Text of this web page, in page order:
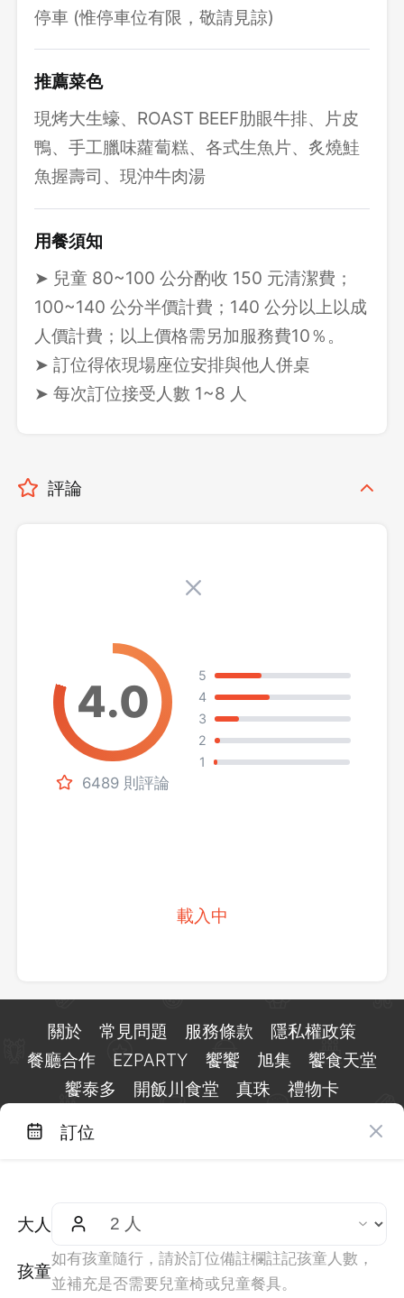
停車 (惟停車位有限，敬請見諒)
推薦菜色
現烤大生蠔、ROAST BEEF肋眼牛排、片皮
鴨、手工臘味蘿蔔糕、各式生魚片、炙燒鮭
魚握壽司、現沖牛肉湯
用餐須知
➤ 兒童 80~100 公分酌收 150 元清潔費；
100~140 公分半價計費；140 公分以上以成
人價計費；以上價格需另加服務費10％。
➤ 訂位得依現場座位安排與他人併桌
➤ 每次訂位接受人數 1~8 人
評論
6489 則評論
5
4
3
2
1
載入中
訂位
大人
孩童
如有孩童隨行，請於訂位備註欄註記孩童人數，
並補充是否需要兒童椅或兒童餐具。
關於 常見問題 服務條款
隱私權政策
餐廳合作
EZPARTY 饗饗 旭集
饗食天堂
饗泰多
開飯川食堂 真珠 禮物卡
週一至週日 10:00 至 18:00（國定假日除外）
統編：29084823